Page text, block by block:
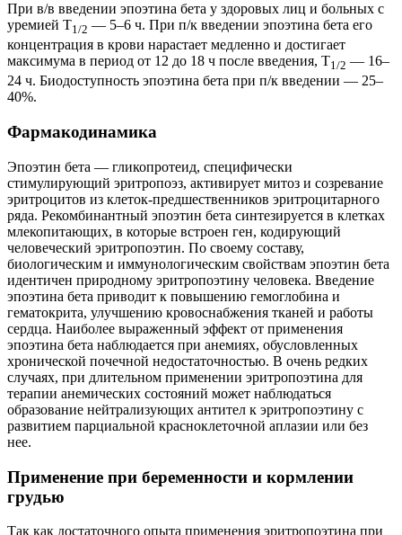
При в/в введении эпоэтина бета у здоровых лиц и больных с
уремией T1/2 — 5–6 ч. При п/к введении эпоэтина бета его
концентрация в крови нарастает медленно и достигает
максимума в период от 12 до 18 ч после введения, T1/2 — 16–
24 ч. Биодоступность эпоэтина бета при п/к введении — 25–
40%.
Фармакодинамика
Эпоэтин бета — гликопротеид, специфически
стимулирующий эритропоэз, активирует митоз и созревание
эритроцитов из клеток-предшественников эритроцитарного
ряда. Рекомбинантный эпоэтин бета синтезируется в клетках
млекопитающих, в которые встроен ген, кодирующий
человеческий эритропоэтин. По своему составу,
биологическим и иммунологическим свойствам эпоэтин бета
идентичен природному эритропоэтину человека. Введение
эпоэтина бета приводит к повышению гемоглобина и
гематокрита, улучшению кровоснабжения тканей и работы
сердца. Наиболее выраженный эффект от применения
эпоэтина бета наблюдается при анемиях, обусловленных
хронической почечной недостаточностью. В очень редких
случаях, при длительном применении эритропоэтина для
терапии анемических состояний может наблюдаться
образование нейтрализующих антител к эритропоэтину с
развитием парциальной красноклеточной аплазии или без
нее.
Применение при беременности и кормлении
грудью
Так как достаточного опыта применения эритропоэтина при